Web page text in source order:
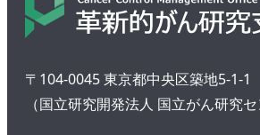
〒104-0045 東京都中央区築地5-1-1
（国立研究開発法人 国立がん研究セ